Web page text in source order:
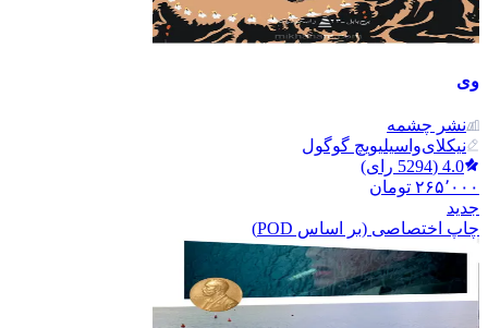
وی
نشر‌ چشمه
نیکلای‌واسیلیویچ گوگول
4.0
(
5294 رای)
۲۶۵٬۰۰۰ تومان
جدید
چاپ اختصاصی (بر اساس POD)